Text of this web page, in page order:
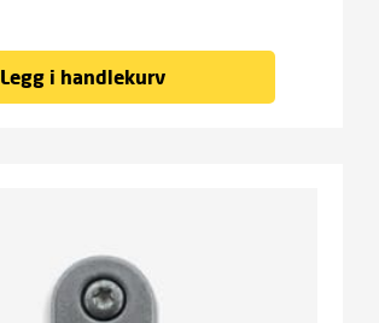
Legg i handlekurv